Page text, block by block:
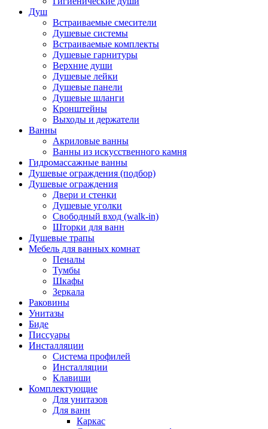
Душ
Встраиваемые смесители
Душевые системы
Встраиваемые комплекты
Душевые гарнитуры
Верхние души
Душевые лейки
Душевые панели
Душевые шланги
Кронштейны
Выходы и держатели
Ванны
Акриловые ванны
Ванны из искусственного камня
Гидромассажные ванны
Душевые ограждения (подбор)
Душевые ограждения
Двери и стенки
Душевые уголки
Свободный вход (walk-in)
Шторки для ванн
Душевые трапы
Мебель для ванных комнат
Пеналы
Тумбы
Шкафы
Зеркала
Раковины
Унитазы
Биде
Писсуары
Инсталляции
Система профилей
Инсталляции
Клавиши
Комплектующие
Для унитазов
Для ванн
Каркас